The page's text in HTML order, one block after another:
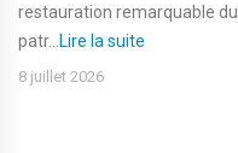
restauration remarquable du
patr...
Lire la suite
8 juillet 2026